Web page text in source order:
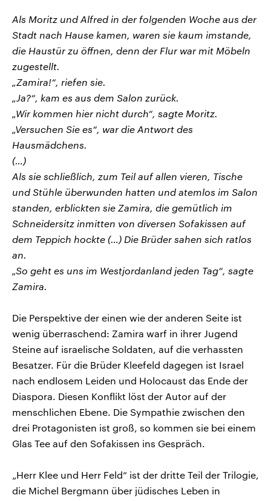
Als Moritz und Alfred in der folgenden Woche aus der
Stadt nach Hause kamen, waren sie kaum imstande,
die Haustür zu öffnen, denn der Flur war mit Möbeln
zugestellt.
„Zamira!“, riefen sie.
„Ja?“, kam es aus dem Salon zurück.
„Wir kommen hier nicht durch“, sagte Moritz.
„Versuchen Sie es“, war die Antwort des
Hausmädchens.
(…)
Als sie schließlich, zum Teil auf allen vieren, Tische
und Stühle überwunden hatten und atemlos im Salon
standen, erblickten sie Zamira, die gemütlich im
Schneidersitz inmitten von diversen Sofakissen auf
dem Teppich hockte (…) Die Brüder sahen sich ratlos
an.
„So geht es uns im Westjordanland jeden Tag“, sagte
Zamira.
Die Perspektive der einen wie der anderen Seite ist
wenig überraschend: Zamira warf in ihrer Jugend
Steine auf israelische Soldaten, auf die verhassten
Besatzer. Für die Brüder Kleefeld dagegen ist Israel
nach endlosem Leiden und Holocaust das Ende der
Diaspora. Diesen Konflikt löst der Autor auf der
menschlichen Ebene. Die Sympathie zwischen den
drei Protagonisten ist groß, so kommen sie bei einem
Glas Tee auf den Sofakissen ins Gespräch.
„Herr Klee und Herr Feld“ ist der dritte Teil der Trilogie,
die Michel Bergmann über jüdisches Leben in